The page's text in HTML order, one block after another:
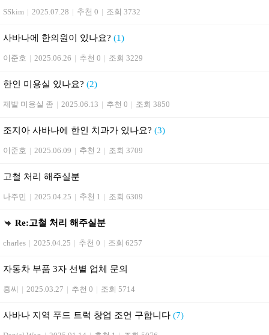
SSkim | 2025.07.28 | 추천 0 | 조회 3732
사바나에 한의원이 있나요? (1)
이준호 | 2025.06.26 | 추천 0 | 조회 3229
한인 미용실 있나요? (2)
제발 미용실 좀 | 2025.06.13 | 추천 0 | 조회 3850
조지아 사바나에 한인 치과가 있나요? (3)
이준호 | 2025.06.09 | 추천 2 | 조회 3709
고철 처리 해주실분
나주민 | 2025.04.25 | 추천 1 | 조회 6309
Re:고철 처리 해주실분
charles | 2025.04.25 | 추천 0 | 조회 6257
자동차 부품 3자 선별 업체 문의
홍씨 | 2025.03.27 | 추천 0 | 조회 5714
사바나 지역 푸드 트럭 창업 조언 구합니다 (7)